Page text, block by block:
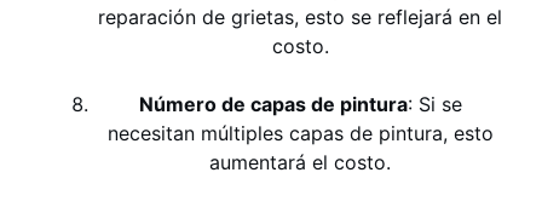
reparación de grietas, esto se reflejará en el
costo.
Número de capas de pintura: Si se
necesitan múltiples capas de pintura, esto
aumentará el costo.